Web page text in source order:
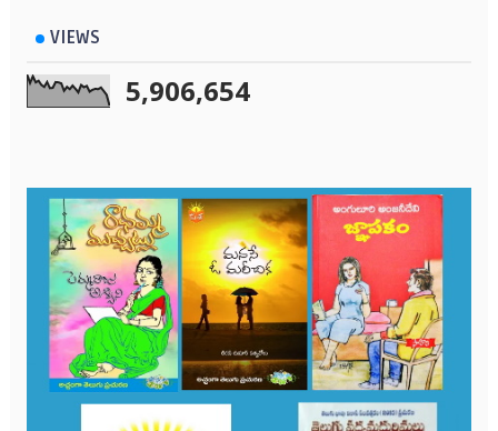
VIEWS
5,906,654